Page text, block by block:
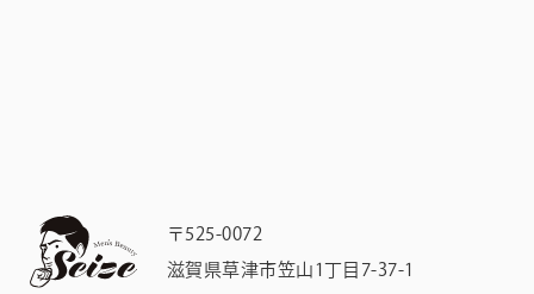
〒525-0072
滋賀県草津市笠山1丁目7-37-1